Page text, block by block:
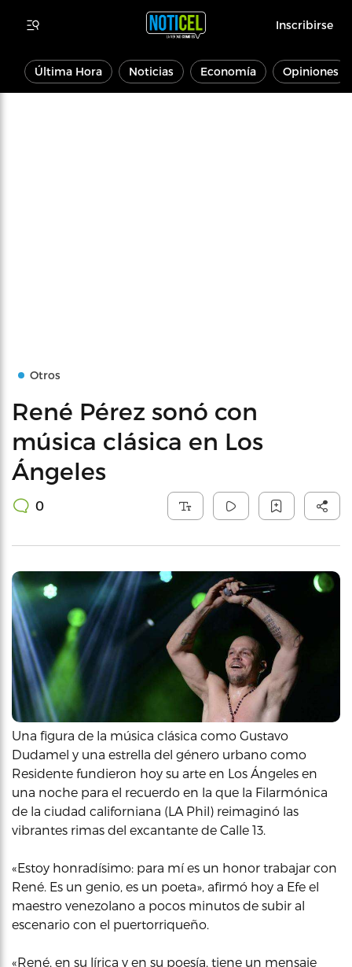
Inscribirse
Última Hora Noticias Economía Opiniones
Otros
René Pérez sonó con
música clásica en Los
Ángeles
0
Una figura de la música clásica como Gustavo
Dudamel y una estrella del género urbano como
Residente fundieron hoy su arte en Los Ángeles en
una noche para el recuerdo en la que la Filarmónica
de la ciudad californiana (LA Phil) reimaginó las
vibrantes rimas del excantante de Calle 13.
«Estoy honradísimo: para mí es un honor trabajar con
René. Es un genio, es un poeta», afirmó hoy a Efe el
maestro venezolano a pocos minutos de subir al
escenario con el puertorriqueño.
«René, en su lírica y en su poesía, tiene un mensaje